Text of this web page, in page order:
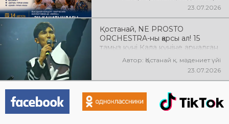
өтеді! Баршаңызды мерекелік
23.07.2026
Қостанай, NE PROSTO
ORCHESTRA-ны қарсы ал! 15
тамыз күні Қала күніне арналған
мерекелік концертте NE
PROSTO ORCHESTRA өнер
көрсетеді! @ne_prosto_orchestra
Автор: Қостанай қ. мәдениет үйі
23.07.2026